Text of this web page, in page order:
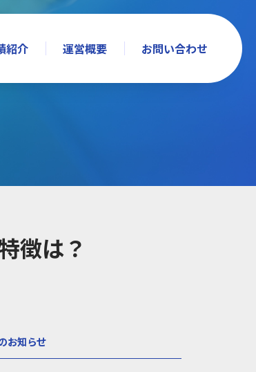
紹介 運営概要 お問い合わせ
徴は？
お知らせ